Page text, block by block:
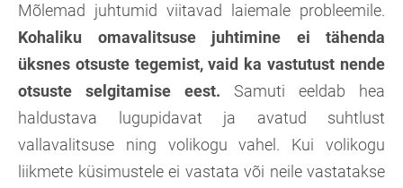
Mõlemad juhtumid viitavad laiemale probleemile.
Kohaliku omavalitsuse juhtimine ei tähenda
üksnes otsuste tegemist, vaid ka vastutust nende
otsuste selgitamise eest. Samuti eeldab hea
haldustava lugupidavat ja avatud suhtlust
vallavalitsuse ning volikogu vahel. Kui volikogu
liikmete küsimustele ei vastata või neile vastatakse